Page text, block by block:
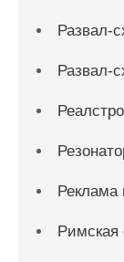
Развал-
Развал-
Реклама
Римская